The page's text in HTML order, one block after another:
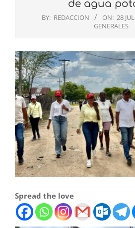
de agua
BY: REDACCION ON: 28
GENERALES
Spread the love